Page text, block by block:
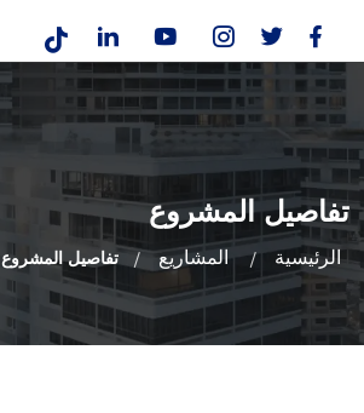
تفاصيل المشروع
الرئيسية المشاريع تفاصيل المشروع